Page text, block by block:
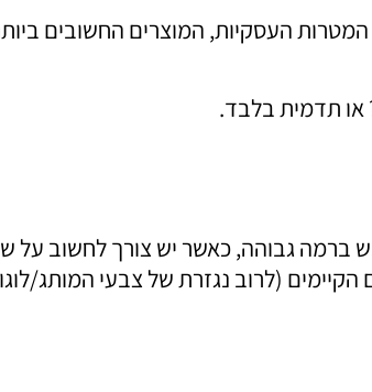
העסקיות, המוצרים החשובים
או תדמית בלבד.
גבוהה, כאשר יש צורך לחשוב על
הקיימים (לרוב נגזרת של צבעי המותג/